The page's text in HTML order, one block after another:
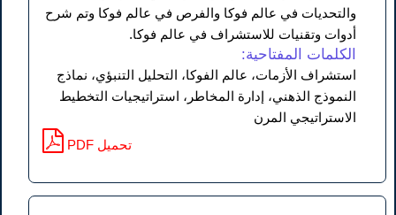
والتحديات في عالم فوكا والفرص في عالم فوكا وتم شرح
أدوات وتقنيات للاستشراف في عالم فوكا.
الكلمات المفتاحية:
استشراف الأزمات، عالم الفوكا، التحليل التنبؤي، نماذج
النموذج الذهني، إدارة المخاطر، استراتيجيات التخطيط
الاستراتيجي المرن
PDF تحميل